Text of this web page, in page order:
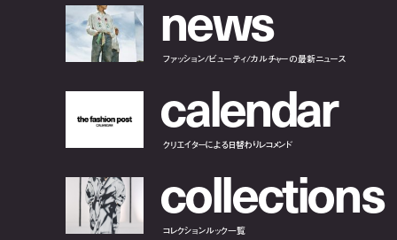
news
ファッション/ビューティ/カルチャーの最新ニュース
calendar
クリエイターによる日替わりレコメンド
collections
コレクションルック一覧